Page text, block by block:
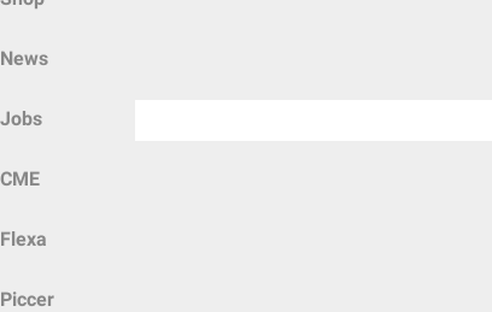
News
Jobs
CME
Flexa
Piccer